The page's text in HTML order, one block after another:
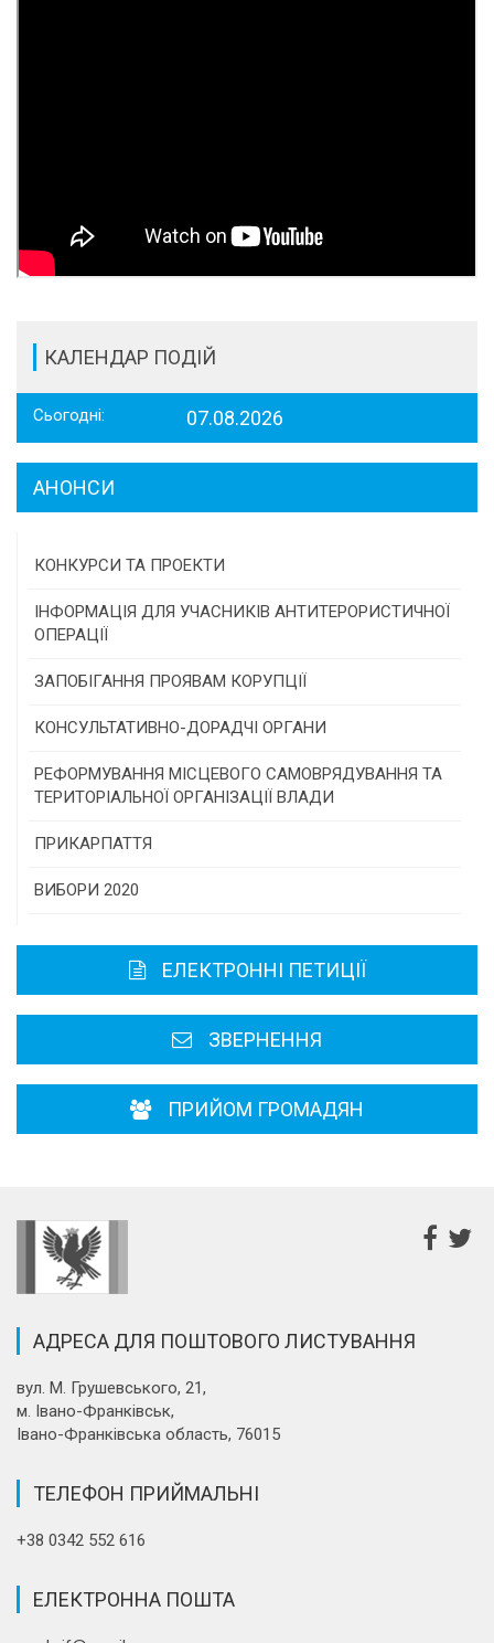
КАЛЕНДАР ПОДІЙ
Сьогодні: 07.08.2026
АНОНСИ
КОНКУРСИ ТА ПРОЕКТИ
Конкурс проектів та програм місцевого
самоврядування
Конкурс інститутів громадянського суспільства
Програми/конкурси МТД
ІНФОРМАЦІЯ ДЛЯ УЧАСНИКІВ АНТИТЕРОРИСТИЧНОЇ
ОПЕРАЦІЇ
ЗАПОБІГАННЯ ПРОЯВАМ КОРУПЦІЇ
КОНСУЛЬТАТИВНО-ДОРАДЧІ ОРГАНИ
Консультативна рада
РЕФОРМУВАННЯ МІСЦЕВОГО САМОВРЯДУВАННЯ ТА
ТЕРИТОРІАЛЬНОЇ ОРГАНІЗАЦІЇ ВЛАДИ
ПРИКАРПАТТЯ
Історична довідка
Районні, міські ради
ВИБОРИ 2020
ЕЛЕКТРОННІ ПЕТИЦІЇ
ЗВЕРНЕННЯ
ПРИЙОМ ГРОМАДЯН
АДРЕСА ДЛЯ ПОШТОВОГО ЛИСТУВАННЯ
вул. М. Грушевського, 21,
м. Івано-Франківськ,
Івано-Франківська область, 76015
ТЕЛЕФОН ПРИЙМАЛЬНІ
+38 0342 552 616
ЕЛЕКТРОННА ПОШТА